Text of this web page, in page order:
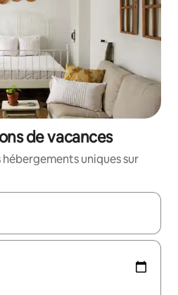
de vacances
uniques sur
utilisez les flèches vers le